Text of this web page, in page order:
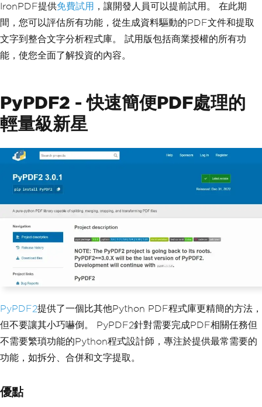
IronPDF提供免費試用 ，讓開發人員可以提前試用。 在此期
間，您可以評估所有功能，從生成資料驅動的PDF文件和提取
文字到整合文字分析程式庫。 試用版包括商業授權的所有功
能，使您全面了解投資的內容。
PyPDF2 - 快速簡便PDF處理的
輕量級新星
PyPDF2提供了一個比其他Python PDF程式庫更精簡的方法，
但不要讓其小巧嚇倒。 PyPDF2針對需要完成PDF相關任務但
不需要繁瑣功能的Python程式設計師，專注於提供最常需要的
功能，如拆分、合併和文字提取。
優點